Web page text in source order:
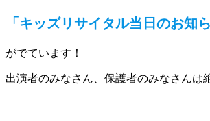
「キッズリサイタル当日のお知ら
がでています！
出演者のみなさん、保護者のみなさんは